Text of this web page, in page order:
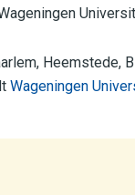
Heemstede,
Wageningen